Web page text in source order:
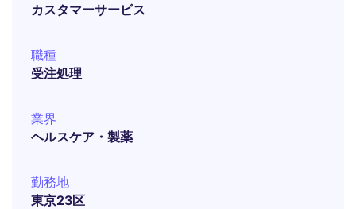
カスタマーサービス
職種
受注処理
業界
ヘルスケア・製薬
勤務地
東京23区